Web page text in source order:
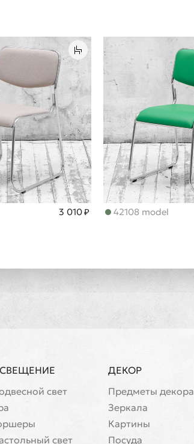
3 010 ₽ 42108 model
свет
свет
ДЕКОР
Предметы декора
Зеркала
Картины
Посуда